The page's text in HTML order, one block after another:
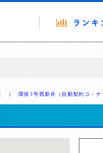
います。環状7号西新井（自動契約コ－ナ